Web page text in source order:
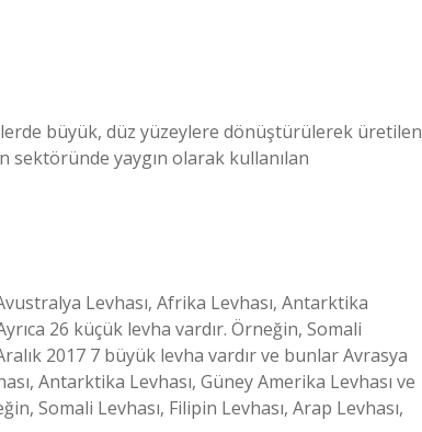
büyük, düz yüzeylere dönüştürülerek üretilen
sektöründe yaygın olarak kullanılan
Levhası, Afrika Levhası, Antarktika
26 küçük levha vardır. Örneğin, Somali
2017 7 büyük levha vardır ve bunlar Avrasya
Antarktika Levhası, Güney Amerika Levhası ve
Somali Levhası, Filipin Levhası, Arap Levhası,